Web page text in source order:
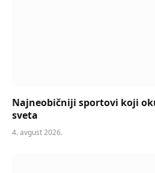
Najneobičniji sportovi koji
sveta
4. avgust 2026.